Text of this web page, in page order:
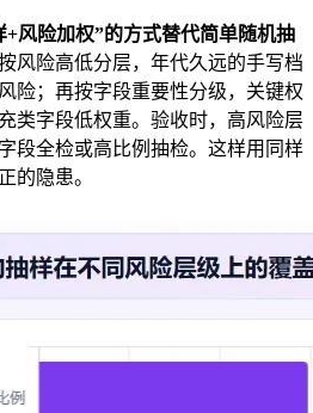
风险加权”的方式替代简单随机抽
风险高低分层，年代久远的手写档
险；再按字段重要性分级，关键权
类字段低权重。验收时，高风险层
段全检或高比例抽检。这样用同样
的隐患。